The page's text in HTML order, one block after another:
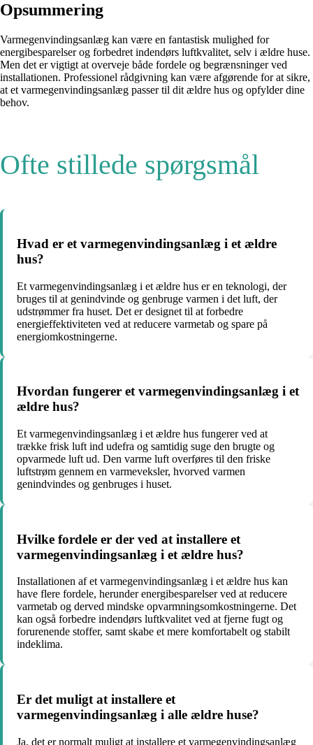
Opsummering
Varmegenvindingsanlæg kan være en fantastisk mulighed for
energibesparelser og forbedret indendørs luftkvalitet, selv i ældre huse.
Men det er vigtigt at overveje både fordele og begrænsninger ved
installationen. Professionel rådgivning kan være afgørende for at sikre,
at et varmegenvindingsanlæg passer til dit ældre hus og opfylder dine
behov.
Ofte stillede spørgsmål
Hvad er et varmegenvindingsanlæg i et ældre
hus?
Et varmegenvindingsanlæg i et ældre hus er en teknologi, der
bruges til at genindvinde og genbruge varmen i det luft, der
udstrømmer fra huset. Det er designet til at forbedre
energieffektiviteten ved at reducere varmetab og spare på
energiomkostningerne.
Hvordan fungerer et varmegenvindingsanlæg i et
ældre hus?
Et varmegenvindingsanlæg i et ældre hus fungerer ved at
trække frisk luft ind udefra og samtidig suge den brugte og
opvarmede luft ud. Den varme luft overføres til den friske
luftstrøm gennem en varmeveksler, hvorved varmen
genindvindes og genbruges i huset.
Hvilke fordele er der ved at installere et
varmegenvindingsanlæg i et ældre hus?
Installationen af et varmegenvindingsanlæg i et ældre hus kan
have flere fordele, herunder energibesparelser ved at reducere
varmetab og derved mindske opvarmningsomkostningerne. Det
kan også forbedre indendørs luftkvalitet ved at fjerne fugt og
forurenende stoffer, samt skabe et mere komfortabelt og stabilt
indeklima.
Er det muligt at installere et
varmegenvindingsanlæg i alle ældre huse?
Ja, det er normalt muligt at installere et varmegenvindingsanlæg